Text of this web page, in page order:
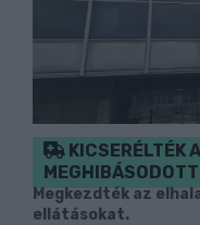
KICSERÉLTÉK
Megkezdték az
ellátásokat.